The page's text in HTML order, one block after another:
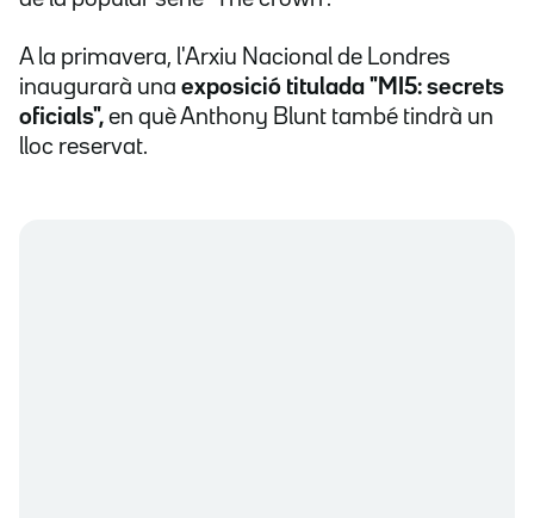
A la primavera, l'Arxiu Nacional de Londres
inaugurarà una exposició titulada "MI5: secrets
oficials", en què Anthony Blunt també tindrà un
lloc reservat.